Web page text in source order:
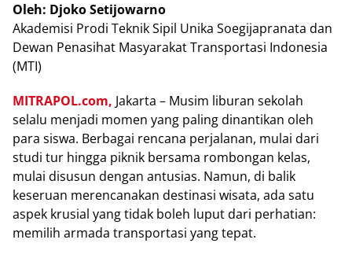
Oleh: Djoko Setijowarno
Akademisi Prodi Teknik Sipil Unika Soegijapranata dan
Dewan Penasihat Masyarakat Transportasi Indonesia
(MTI)
MITRAPOL.com, Jakarta – Musim liburan sekolah
selalu menjadi momen yang paling dinantikan oleh
para siswa. Berbagai rencana perjalanan, mulai dari
studi tur hingga piknik bersama rombongan kelas,
mulai disusun dengan antusias. Namun, di balik
keseruan merencanakan destinasi wisata, ada satu
aspek krusial yang tidak boleh luput dari perhatian:
memilih armada transportasi yang tepat.